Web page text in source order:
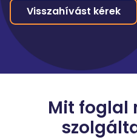
Visszahívást kérek
Mit foglal